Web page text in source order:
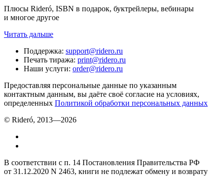
Плюсы Rideró, ISBN в подарок, буктрейлеры, вебинары
и многое другое
Читать дальше
Поддержка: support@ridero.ru
Печать тиража: print@ridero.ru
Наши услуги: order@ridero.ru
Предоставляя персональные данные по указанным
контактным данным, вы даёте своё согласие на условиях,
определенных Политикой обработки персональных данных
© Rideró, 2013—2026
В соответствии с п. 14 Постановления Правительства РФ
от 31.12.2020 N 2463, книги не подлежат обмену и возврату